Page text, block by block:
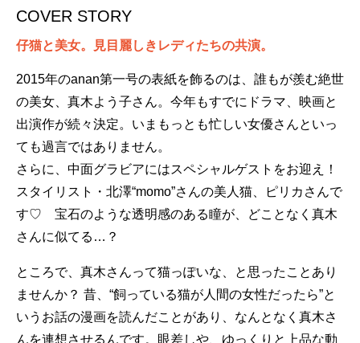
COVER STORY
仔猫と美女。見目麗しきレディたちの共演。
2015年のanan第一号の表紙を飾るのは、誰もが羨む絶世
の美女、真木よう子さん。今年もすでにドラマ、映画と
出演作が続々決定。いまもっとも忙しい女優さんといっ
ても過言ではありません。
さらに、中面グラビアにはスペシャルゲストをお迎え！
スタイリスト・北澤“momo”さんの美人猫、ピリカさんで
す♡ 宝石のような透明感のある瞳が、どことなく真木
さんに似てる…？
ところで、真木さんって猫っぽいな、と思ったことあり
ませんか？ 昔、“飼っている猫が人間の女性だったら”と
いうお話の漫画を読んだことがあり、なんとなく真木さ
んを連想させるんです。眼差しや、ゆっくりと上品な動